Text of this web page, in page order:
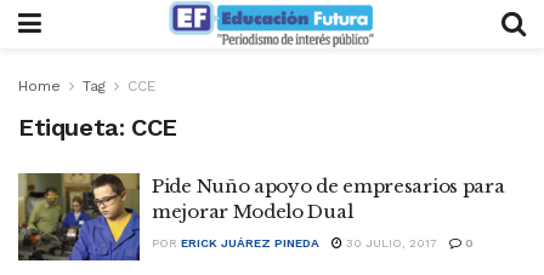
Home Tag CCE
Etiqueta: CCE
Pide Nuño apoyo de empresarios para
mejorar Modelo Dual
POR ERICK JUÁREZ PINEDA 30 JULIO, 2017 0